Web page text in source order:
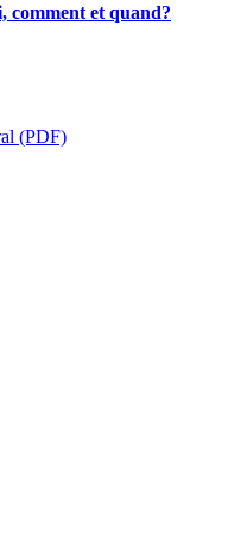
comment et quand?
(PDF)